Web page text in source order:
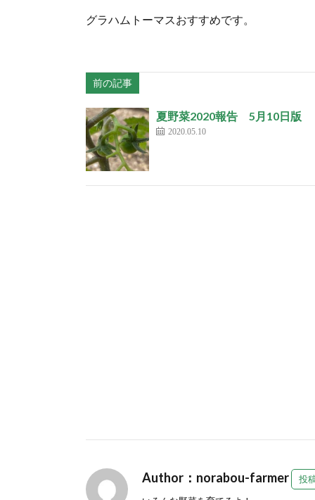
グラハムトーマスおすすめです。
前の記事
夏野菜2020報告 5月10日版
2020.05.10
Author：norabou-farmer
投